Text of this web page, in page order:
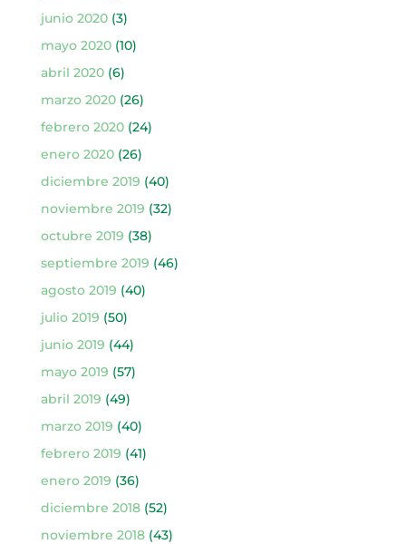
junio 2020(3)
mayo 2020(10)
abril 2020(6)
marzo 2020(26)
febrero 2020(24)
enero 2020(26)
diciembre 2019 (40)
noviembre 2019 (32)
octubre 2019 (38)
septiembre 2019 (46)
agosto 2019 (40)
julio 2019 (50)
junio 2019 (44)
mayo 2019 (57)
abril 2019 (49)
marzo 2019 (40)
febrero 2019 (41)
enero 2019 (36)
diciembre 2018(52)
noviembre 2018(43)